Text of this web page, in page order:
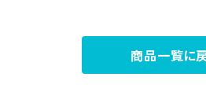
商品一覧に